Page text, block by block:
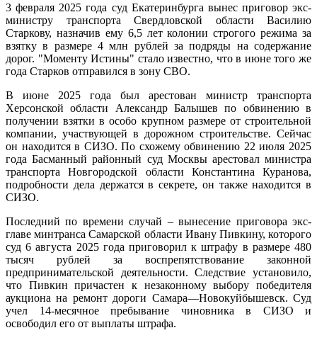
3 февраля 2025 года суд Екатеринбурга вынес приговор экс-
министру транспорта Свердловской области Василию
Старкову, назначив ему 6,5 лет колонии строгого режима за
взятку в размере 4 млн рублей за подряды на содержание
дорог. "Моменту Истины" стало известно, что в июне того же
года Старков отправился в зону СВО.
В июне 2025 года был арестован министр транспорта
Херсонской области Александр Балышев по обвинению в
получении взятки в особо крупном размере от строительной
компании, участвующей в дорожном строительстве. Сейчас
он находится в СИЗО. По схожему обвинению 22 июля 2025
года Басманный районный суд Москвы арестовал министра
транспорта Новгородской области Константина Куранова,
подробности дела держатся в секрете, он также находится в
СИЗО.
Последний по времени случай – вынесение приговора экс-
главе минтранса Самарской области Ивану Пивкину, которого
суд 6 августа 2025 года приговорил к штрафу в размере 480
тысяч рублей за воспрепятствование законной
предпринимательской деятельности. Следствие установило,
что Пивкин причастен к незаконному выбору победителя
аукциона на ремонт дороги Самара—Новокуйбышевск. Суд
учел 14-месячное пребывание чиновника в СИЗО и
освободил его от выплаты штрафа.